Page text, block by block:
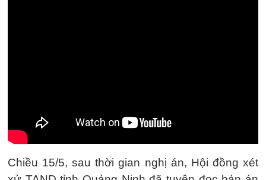
Chiều 15/5, sau thời gian nghị án, Hội đồng xét